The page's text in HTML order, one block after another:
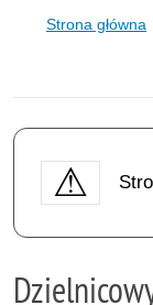
Strona główna